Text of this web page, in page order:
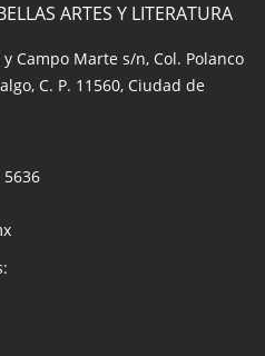
ARTES Y LITERATURA
Campo Marte s/n, Col. Polanco
C. P. 11560, Ciudad de
5636